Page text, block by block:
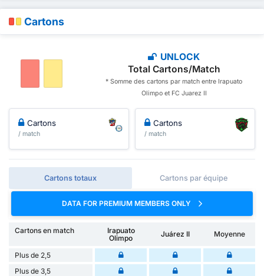
Cartons
UNLOCK
Total Cartons/Match
* Somme des cartons par match entre Irapuato
Olimpo et FC Juarez II
Cartons
/ match
Cartons
/ match
Cartons totaux Cartons par équipe
DATA FOR PREMIUM MEMBERS ONLY
Cartons en match
Irapuato
Olimpo
Juárez II Moyenne
Plus de 2,5
Plus de 3,5